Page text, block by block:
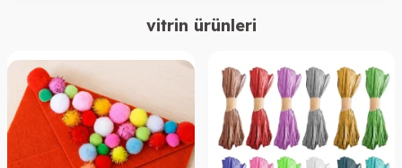
vitrin ürünleri